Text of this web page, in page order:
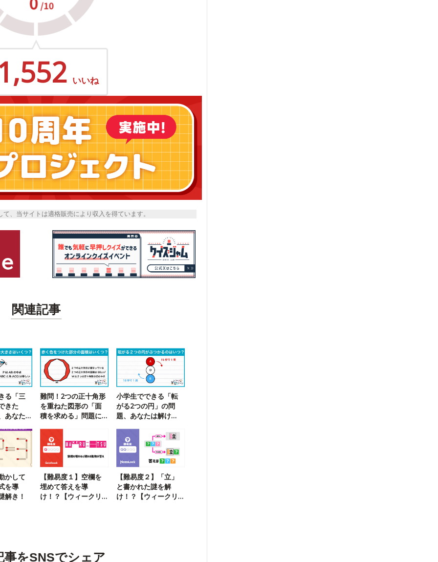
いいね
、当サイトは適格販売により収入を得ています。
関連記事
る「三
きた
あなた
難問！2つの正十角形
を重ねた図形の「面
積を求める」問題に
小学生でできる「転
がる2つの円」の問
題、あなたは解け
かして
を導
解き！
【難易度１】空欄を
埋めて答えを導
け！？【ウィークリ
【難易度２】「立」
と書かれた謎を解
け！？【ウィークリ
事をSNSでシェア